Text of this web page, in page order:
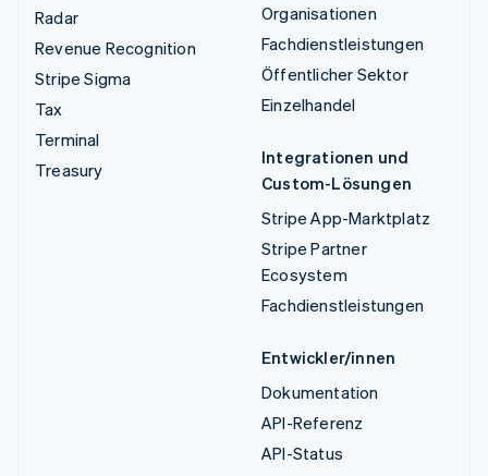
Radar
Revenue Recognition
Stripe Sigma
Tax
Terminal
Treasury
Organisationen
Fachdienstleistungen
Öffentlicher Sektor
Einzelhandel
Integrationen und
Custom-Lösungen
Stripe App-Marktplatz
Stripe Partner
Ecosystem
Fachdienstleistungen
Entwickler/innen
Dokumentation
API-Referenz
API-Status